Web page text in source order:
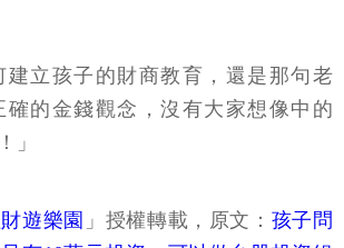
建立孩子的財商教育，還是那句老
確的金錢觀念，沒有大家想像中的
」
遊樂園 」授權轉載，原文： 孩子問